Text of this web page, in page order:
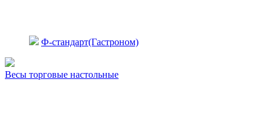
Ф-стандарт(Гастроном)
Весы торговые настольные